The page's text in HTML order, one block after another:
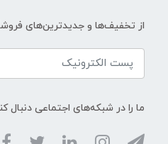
از تخفیف‌ها و جدیدترین‌های
ما را در شبکه‌های اجتماعی دنبال